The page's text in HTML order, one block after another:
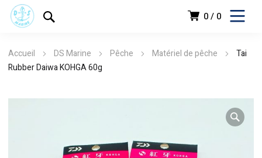
0 0
Accueil DS Marine Pêche Matériel de pêche
Tai
Rubber Daiwa KOHGA 60g